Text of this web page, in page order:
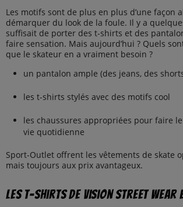
Les motifs sont de plus en plus d’une façon
démarquer du look de la foule. Il y a
suffisait de porter des t-shirts et des
faire sensation. Mais aujourd’hui ? Quels
que le skateur en a vraiment besoin ?
un pantalon ample (des jeans, des
les t-shirts stylés avec des motifs cool
les chaussures appropriées pour faire
vie quotidienne
Sport-Outlet offrent les vêtements de skate
mais toujours aux prix avantageux.
Les t-shirts de Vision Street Wear